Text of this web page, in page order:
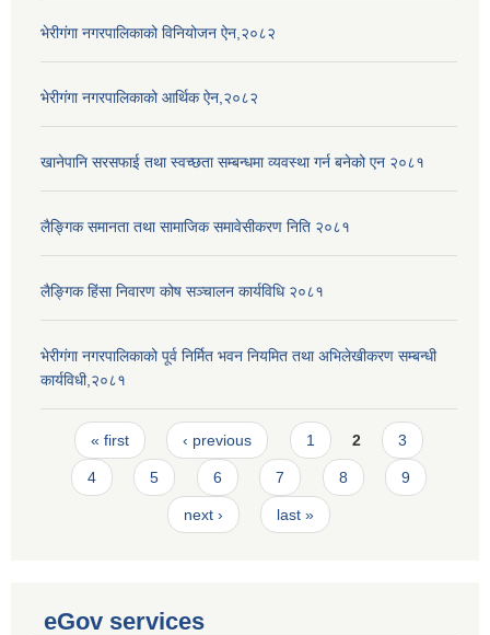
भेरीगंगा नगरपालिकाको विनियोजन ऐन,२०८२
भेरीगंगा नगरपालिकाको आर्थिक ऐन,२०८२
खानेपानि सरसफाई तथा स्वच्छता सम्बन्धमा व्यवस्था गर्न बनेको एन २०८१
लैङ्गिक समानता तथा सामाजिक समावेसीकरण निति २०८१
लैङ्गिक हिंसा निवारण कोष सञ्चालन कार्यविधि २०८१
भेरीगंगा नगरपालिकाको पूर्व निर्मित भवन नियमित तथा अभिलेखीकरण सम्बन्धी
कार्यविधी,२०८१
Pages
« first ‹ previous 1 2 3
4 5 6 7 8 9
next › last »
eGov services